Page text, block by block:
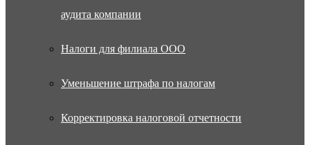
аудита компании
Налоги для филиала ООО
Уменьшение штрафа по налогам
Корректировка налоговой отчетности